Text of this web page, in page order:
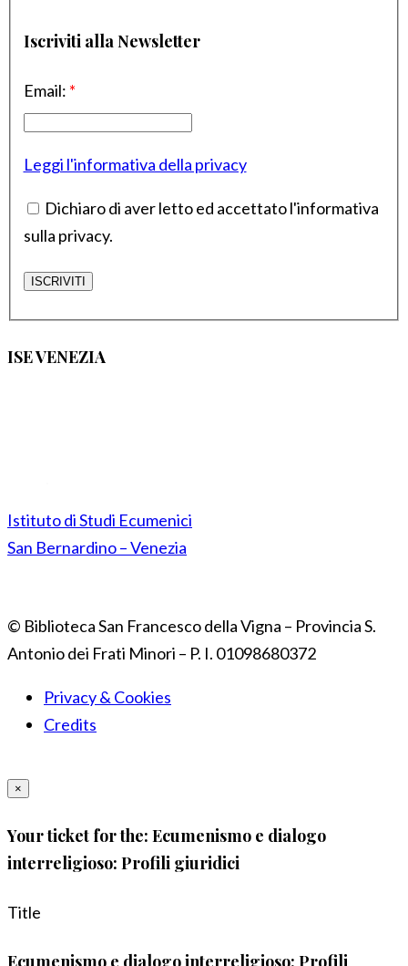
Iscriviti alla Newsletter
Email: *
Leggi l'informativa della privacy
Dichiaro di aver letto ed accettato l'informativa
sulla privacy.
ISE VENEZIA
Istituto di Studi Ecumenici
San Bernardino – Venezia
© Biblioteca San Francesco della Vigna – Provincia S.
Antonio dei Frati Minori – P. I. 01098680372
Privacy & Cookies
Credits
×
Your ticket for the: Ecumenismo e dialogo
interreligioso: Profili giuridici
Title
Ecumenismo e dialogo interreligioso: Profili